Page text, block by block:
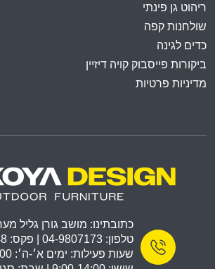
ריהוט גן פינתי
שולחנות קפה
כדים לגינה
ביקורות פייסבוק קויה דיזיין
מדיניות פרטיות
כתובתינו: מושב גורן גליל
טלפון: 04-9807173 | פקס: 04-8550248
שעות פעילות: ימים א׳-ה׳: 9:00-17:00